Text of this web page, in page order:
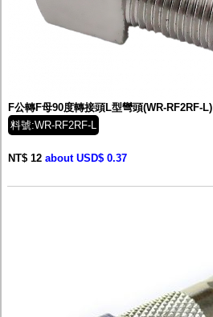
F公轉F母90度轉接頭L型彎頭(WR-RF2RF-L)
料號:WR-RF2RF-L
NT$ 12 about USD$ 0.37